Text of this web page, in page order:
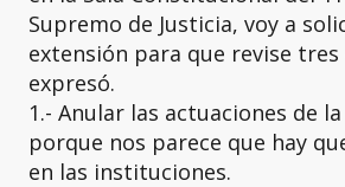
Supremo de Justicia, voy a
extensión para que revise tres
expresó.
1.- Anular las actuaciones de
porque nos parece que hay
en las instituciones.